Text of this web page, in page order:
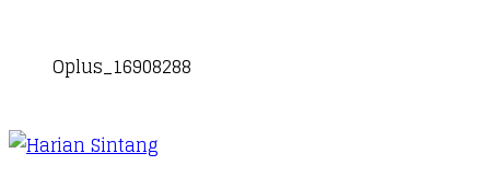
Oplus_16908288